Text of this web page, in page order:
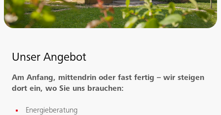
Unser Angebot
Am Anfang, mittendrin oder fast fertig – wir steigen
dort ein, wo Sie uns brauchen:
Energieberatung